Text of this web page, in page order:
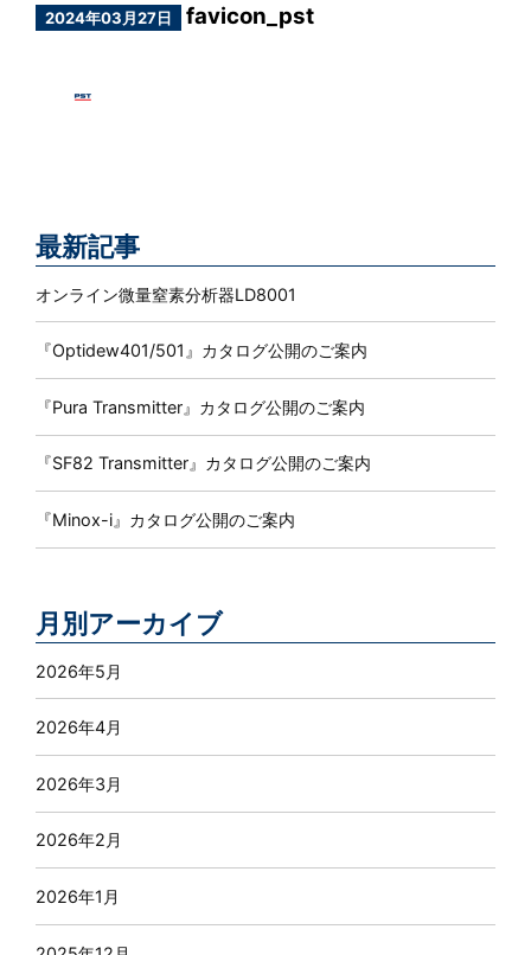
2024年03月27日 favicon_pst
最新記事
オンライン微量窒素分析器LD8001
『Optidew401/501』カタログ公開のご案内
『Pura Transmitter』カタログ公開のご案内
『SF82 Transmitter』カタログ公開のご案内
『Minox-i』カタログ公開のご案内
月別アーカイブ
2026年5月
2026年4月
2026年3月
2026年2月
2026年1月